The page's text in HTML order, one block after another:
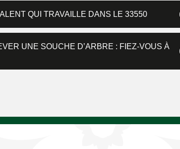
QUI TRAVAILLE DANS LE 33550
UNE SOUCHE D’ARBRE : FIEZ-VOUS À